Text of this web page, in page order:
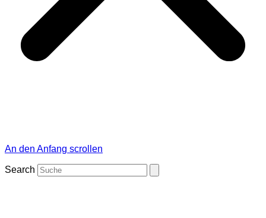
An den Anfang scrollen
Search